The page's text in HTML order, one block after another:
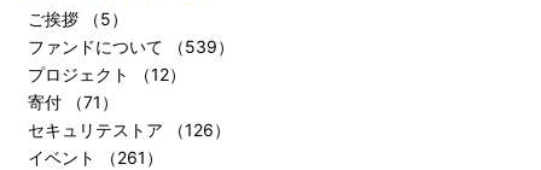
ご挨拶 （5）
ファンドについて （539）
プロジェクト （12）
寄付 （71）
セキュリテストア （126）
イベント （261）